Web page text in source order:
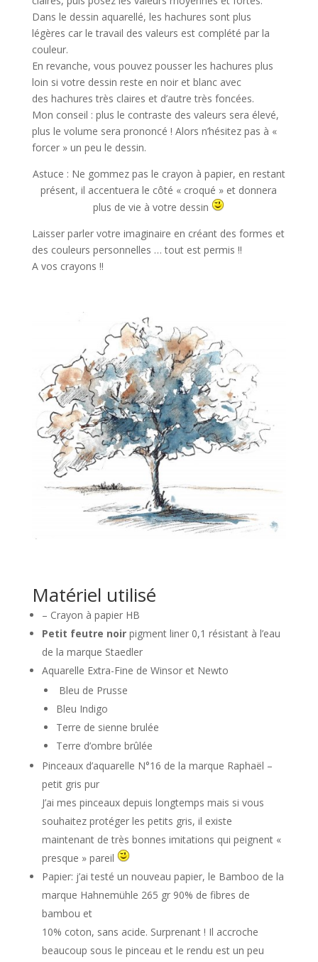
Dans le dessin aquarellé, les hachures sont plus
légères car le travail des valeurs est complété par la
couleur.
En revanche, vous pouvez pousser les hachures plus
loin si votre dessin reste en noir et blanc avec
des hachures très claires et d’autre très foncées.
Mon conseil : plus le contraste des valeurs sera élevé,
plus le volume sera prononcé ! Alors n’hésitez pas à «
forcer » un peu le dessin.
Astuce : Ne gommez pas le crayon à papier, en restant
présent, il accentuera le côté « croqué » et donnera
plus de vie à votre dessin
Laisser parler votre imaginaire en créant des formes et
des couleurs personnelles … tout est permis !!
A vos crayons !!
Matériel utilisé
– Crayon à papier HB
Petit feutre noirpigment liner 0,1 résistant à l’eau
de la marque Staedler
Aquarelle Extra-Fine de Winsor et Newto
Bleu de Prusse
Bleu Indigo
Terre de sienne brulée
Terre d’ombre brûlée
Pinceaux d’aquarelle N°16 de la marque Raphaël –
petit gris pur
J’ai mes pinceaux depuis longtemps mais si vous
souhaitez protéger les petits gris, il existe
maintenant de très bonnes imitations qui peignent «
presque » pareil
Papier: j’ai testé un nouveau papier, le Bamboo de la
marque Hahnemühle 265 gr 90% de fibres de
bambou et
10% coton, sans acide. Surprenant ! Il accroche
beaucoup sous le pinceau et le rendu est un peu